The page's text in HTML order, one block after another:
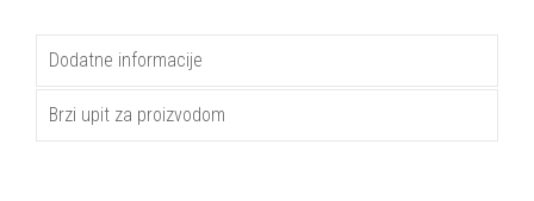
Dodatne informacije
Brzi upit za proizvodom